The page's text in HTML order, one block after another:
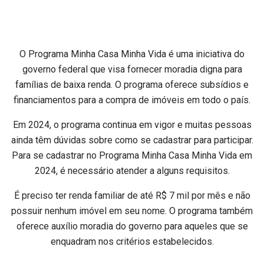
O Programa Minha Casa Minha Vida é uma iniciativa do
governo federal que visa fornecer moradia digna para
famílias de baixa renda. O programa oferece subsídios e
financiamentos para a compra de imóveis em todo o país.
Em 2024, o programa continua em vigor e muitas pessoas
ainda têm dúvidas sobre como se cadastrar para participar.
Para se cadastrar no Programa Minha Casa Minha Vida em
2024, é necessário atender a alguns requisitos.
É preciso ter renda familiar de até R$ 7 mil por mês e não
possuir nenhum imóvel em seu nome. O programa também
oferece auxílio moradia do governo para aqueles que se
enquadram nos critérios estabelecidos.